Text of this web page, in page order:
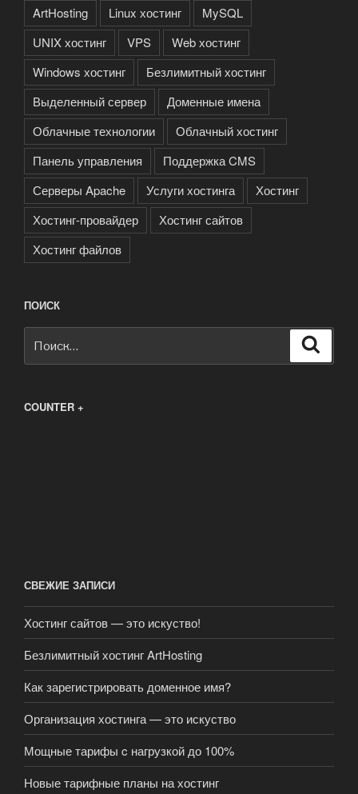
ArtHosting Linux хостинг
MySQL
UNIX хостинг
VPS
Web хостинг
Windows хостинг
Безлимитный хостинг
Выделенный сервер
Доменные имена
Облачные технологии
Облачный хостинг
Панель управления
Поддержка CMS
Серверы Apache
Услуги хостинга
Хостинг
Хостинг-провайдер
Хостинг сайтов
Хостинг файлов
ПОИСК
COUNTER +
СВЕЖИЕ ЗАПИСИ
Хостинг сайтов — это искуство!
Безлимитный хостинг ArtHosting
Как зарегистрировать доменное имя?
Организация хостинга — это искуство
Мощные тарифы c нагрузкой до 100%
Новые тарифные планы на хостинг